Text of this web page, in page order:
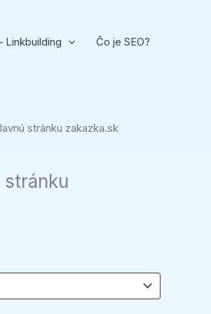
Linkbuilding Čo je SEO?
stránku zakazka.sk
stránku